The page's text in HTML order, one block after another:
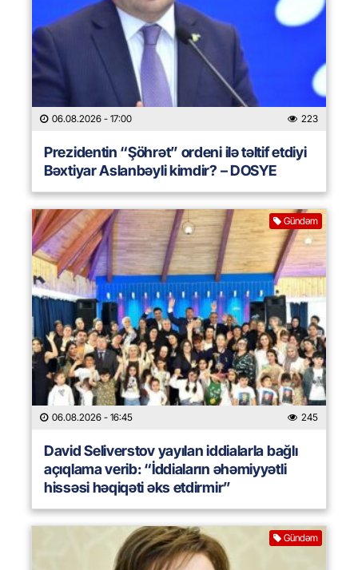
06.08.2026 - 17:00 223
Prezidentin “Şöhrət” ordeni ilə təltif etdiyi
Bəxtiyar Aslanbəyli kimdir? – DOSYE
Gündəm
06.08.2026 - 16:45 245
David Seliverstov yayılan iddialarla bağlı
açıqlama verib: “İddiaların əhəmiyyətli
hissəsi həqiqəti əks etdirmir”
Gündəm